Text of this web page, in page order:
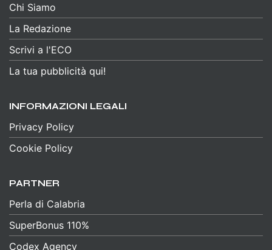
Chi Siamo
La Redazione
Scrivi a l'ECO
La tua pubblicità qui!
INFORMAZIONI LEGALI
Privacy Policy
Cookie Policy
PARTNER
Perla di Calabria
SuperBonus 110%
Codex Agency